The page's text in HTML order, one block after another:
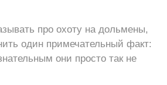
про охоту на дольмены,
один примечательный факт:
они просто так не